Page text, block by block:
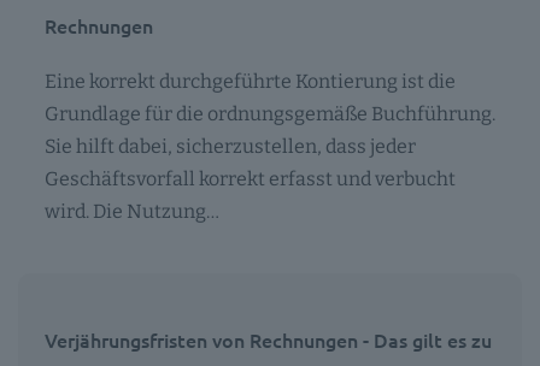
Rechnungen
Eine korrekt durchgeführte Kontierung ist die
Grundlage für die ordnungsgemäße Buchführung.
Sie hilft dabei, sicherzustellen, dass jeder
Geschäftsvorfall korrekt erfasst und verbucht
wird. Die Nutzung…
Verjährungsfristen von Rechnungen - Das gilt es zu